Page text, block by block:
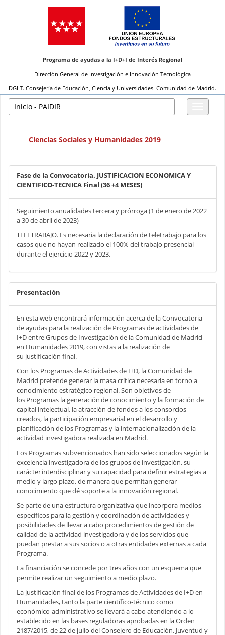
Programa de ayudas a la I+D+I de Interés Regional
Dirección General de Investigación e Innovación Tecnológica
DGIIT. Consejería de Educación, Ciencia y Universidades. Comunidad de Madrid.
Inicio - PAIDIR
Ciencias Sociales y Humanidades 2019
Fase de la Convocatoria. JUSTIFICACION ECONOMICA Y
CIENTIFICO-TECNICA Final (36 +4 MESES)
Seguimiento anualidades tercera y prórroga (1 de enero de 2022
a 30 de abril de 2023)
TELETRABAJO. Es necesaria la declaración de teletrabajo para los
casos que no hayan realizado el 100% del trabajo presencial
durante el ejercicio 2022 y 2023.
Presentación
En esta web encontrará información acerca de la Convocatoria
de ayudas para la realización de Programas de actividades de
I+D entre Grupos de Investigación de la Comunidad de Madrid
en Humanidades 2019, con vistas a la realización de
su justificación final.
Con los Programas de Actividades de I+D, la Comunidad de
Madrid pretende generar la masa crítica necesaria en torno a
conocimiento estratégico regional. Son objetivos de
los Programas la generación de conocimiento y la formación de
capital intelectual, la atracción de fondos a los consorcios
creados, la participación empresarial en el desarrollo y
planificación de los Programas y la internacionalización de la
actividad investigadora realizada en Madrid.
Los Programas subvencionados han sido seleccionados según la
excelencia investigadora de los grupos de investigación, su
carácter interdisciplinar y su capacidad para definir estrategias a
medio y largo plazo, de manera que permitan generar
conocimiento que dé soporte a la innovación regional.
Se parte de una estructura organizativa que incorpora medios
específicos para la gestión y coordinación de actividades y
posibilidades de llevar a cabo procedimientos de gestión de
calidad de la actividad investigadora y de los servicios que
puedan prestar a sus socios o a otras entidades externas a cada
Programa.
La financiación se concede por tres años con un esquema que
permite realizar un seguimiento a medio plazo.
La justificación final de los Programas de Actividades de I+D en
Humanidades, tanto la parte científico-técnico como
económico-administrativo se llevará a cabo atendiendo a lo
establecido en las bases reguladoras aprobadas en la Orden
2187/2015, de 22 de julio del Consejero de Educación, Juventud y